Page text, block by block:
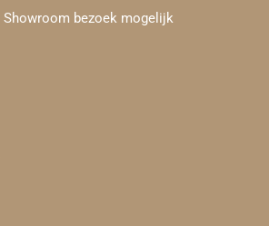
Showroom bezoek mogelijk